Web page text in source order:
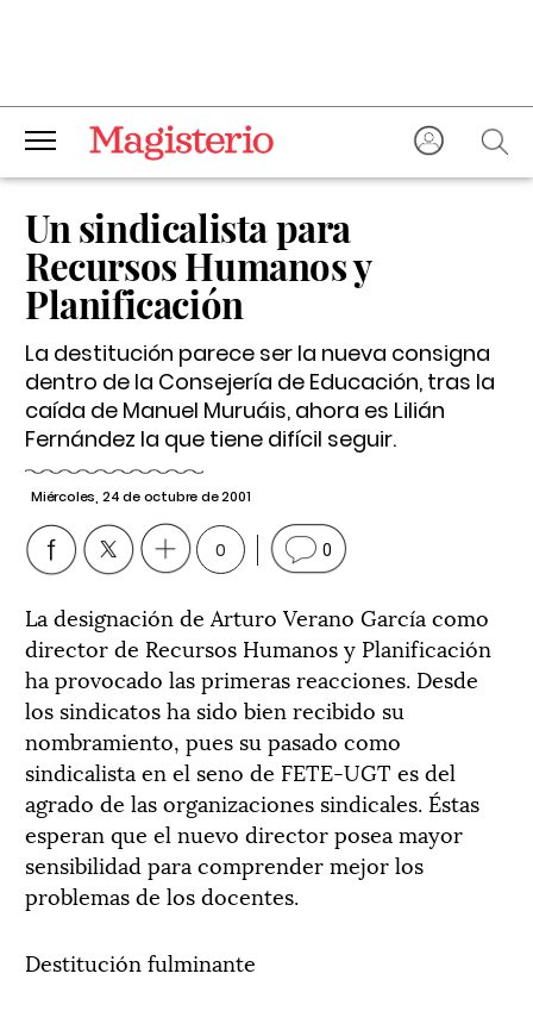
Un sindicalista para
Recursos Humanos y
Planificación
La destitución parece ser la nueva consigna
dentro de la Consejería de Educación, tras la
caída de Manuel Muruáis, ahora es Lilián
Fernández la que tiene difícil seguir.
Miércoles, 24 de octubre de 2001
0 0
La designación de Arturo Verano García como
director de Recursos Humanos y Planificación
ha provocado las primeras reacciones. Desde
los sindicatos ha sido bien recibido su
nombramiento, pues su pasado como
sindicalista en el seno de FETE-UGT es del
agrado de las organizaciones sindicales. Éstas
esperan que el nuevo director posea mayor
sensibilidad para comprender mejor los
problemas de los docentes.
Destitución fulminante